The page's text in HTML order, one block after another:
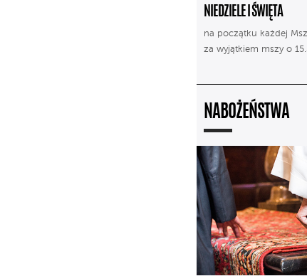
NIEDZIELE I ŚWIĘTA
na początku każdej
za wyjątkiem mszy o
NABOŻEŃSTWA